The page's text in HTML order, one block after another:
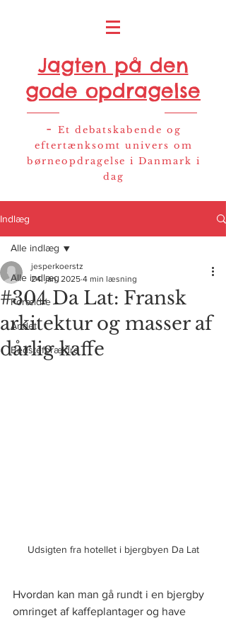
Jagten på den
gode opdragelse
- Et debatskabende og
eftertænksomt univers om
børneopdragelse i Danmark i
dag
Indlæg
Alle indlæg
Forældre
Andet
Bedsteforældre
Alle indlæg
#304 Da Lat: Fransk
arkitektur og masser af
dårlig kaffe
jesperkoerstz
24. jan. 2025 4 min læsning
Udsigten fra hotellet i bjergbyen Da Lat
Hvordan kan man gå rundt i en bjergby
omringet af kaffeplantager og have